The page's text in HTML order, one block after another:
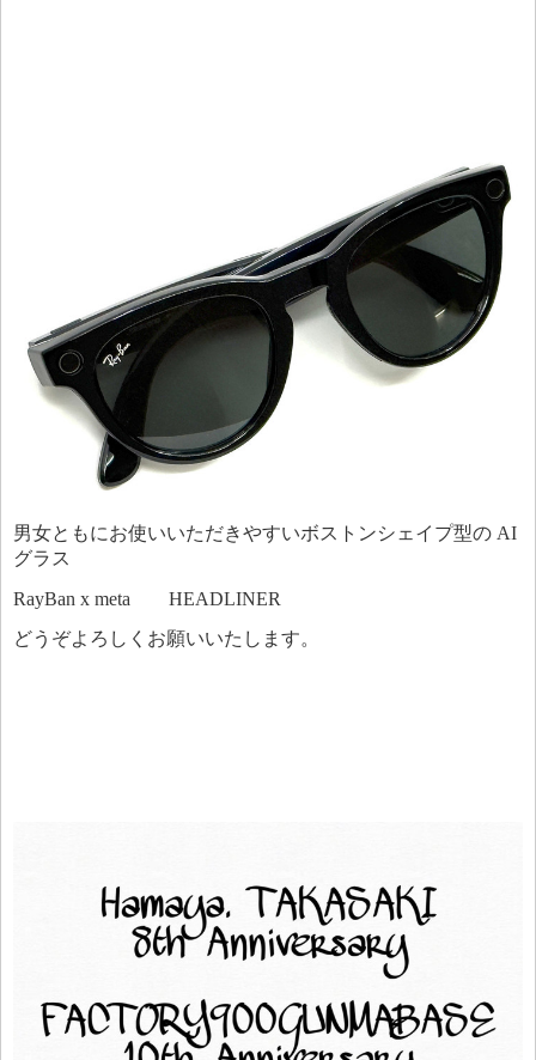
男女ともにお使いいただきやすいボストンシェイプ型の AI
グラス
RayBan x meta HEADLINER
どうぞよろしくお願いいたします。